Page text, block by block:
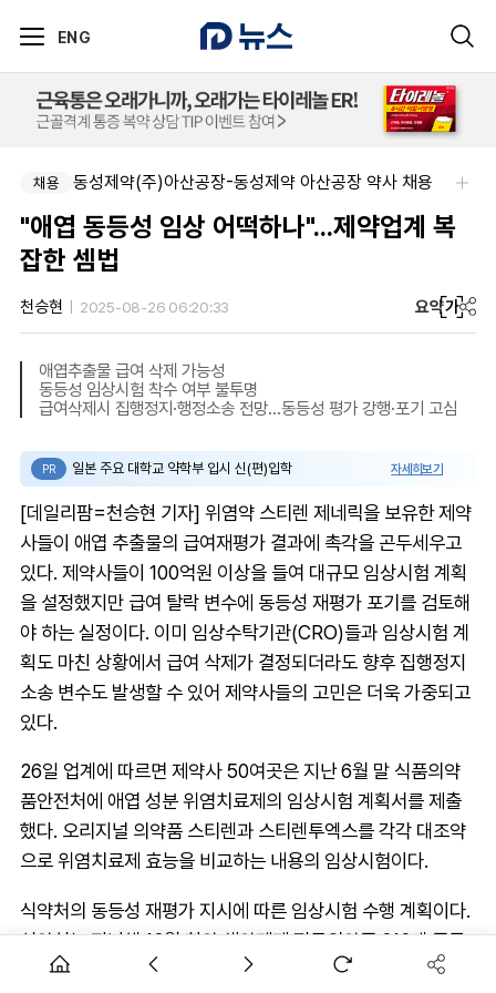
ENG
채용 동성제약(주)아산공장-동성제약 아산공장 약사 채용
"애엽 동등성 임상 어떡하나"...제약업계 복
잡한 셈법
천승현 2025-08-26 06:20:33 요약가
애엽추출물 급여 삭제 가능성
동등성 임상시험 착수 여부 불투명
급여삭제시 집행정지·행정소송 전망...동등성 평가 강행·포기 고심
PR 일본 주요 대학교 약학부 입시 신(편)입학 자세히보기
[데일리팜=천승현 기자] 위염약 스티렌 제네릭을 보유한 제약
사들이 애엽 추출물의 급여재평가 결과에 촉각을 곤두세우고
있다. 제약사들이 100억원 이상을 들여 대규모 임상시험 계획
을 설정했지만 급여 탈락 변수에 동등성 재평가 포기를 검토해
야 하는 실정이다. 이미 임상수탁기관(CRO)들과 임상시험 계
획도 마친 상황에서 급여 삭제가 결정되더라도 향후 집행정지
소송 변수도 발생할 수 있어 제약사들의 고민은 더욱 가중되고
있다.
26일 업계에 따르면 제약사 50여곳은 지난 6월 말 식품의약
품안전처에 애엽 성분 위염치료제의 임상시험 계획서를 제출
했다. 오리지널 의약품 스티렌과 스티렌투엑스를 각각 대조약
으로 위염치료제 효능을 비교하는 내용의 임상시험이다.
식약처의 동등성 재평가 지시에 따른 임상시험 수행 계획이다.
식약처는 지난해 12월 한약·생약제제 전문의약품 212개 품목
에 대해 동등성 재평가를 지시했다. 오리지널 의약품과의 동등